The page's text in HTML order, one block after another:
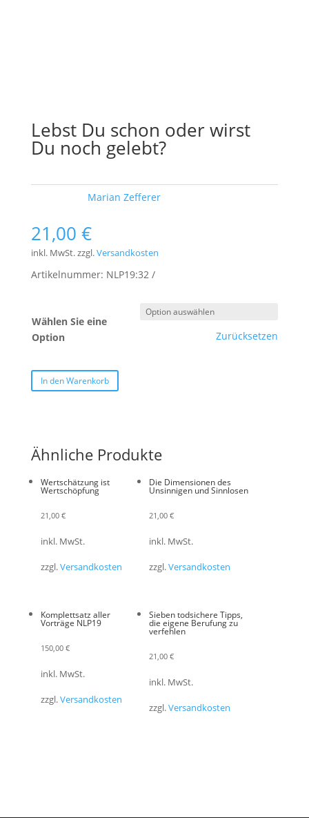
Lebst Du schon oder wirst
Du noch gelebt?
Marian Zefferer
21,00 €
inkl. MwSt.zzgl.Versandkosten
Artikelnummer: NLP19:32
Wählen Sie eine
Option
Zurücksetzen
In den Warenkorb
Ähnliche Produkte
Wertschätzung ist
Wertschöpfung
21,00 €
inkl. MwSt.
zzgl.Versandkosten
Die Dimensionen des
Unsinnigen und Sinnlosen
21,00 €
inkl. MwSt.
zzgl.Versandkosten
Komplettsatz aller
Vorträge NLP19
150,00 €
inkl. MwSt.
zzgl.Versandkosten
Sieben todsichere Tipps,
die eigene Berufung zu
verfehlen
21,00 €
inkl. MwSt.
zzgl.Versandkosten